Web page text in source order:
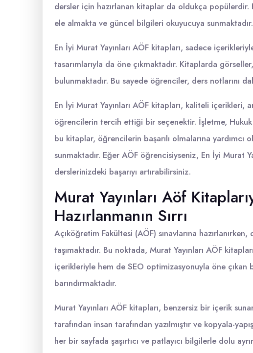
dersler için hazırlanan kitaplar da oldukça popülerdir.
ele almakta ve güncel bilgileri okuyucuya sunmaktadır.
En İyi Murat Yayınları AÖF kitapları, sadece
tasarımlarıyla da öne çıkmaktadır. Kitaplarda
bulunmaktadır. Bu sayede öğrenciler, ders notlarını
En İyi Murat Yayınları AÖF kitapları, kaliteli içerikleri,
öğrencilerin tercih ettiği bir seçenektir. İşletme,
bu kitaplar, öğrencilerin başarılı olmalarına yardımcı
sunmaktadır. Eğer AÖF öğrencisiyseniz, En İyi Murat
derslerinizdeki başarıyı artırabilirsiniz.
Murat Yayınları Aöf
Hazırlanmanın Sırrı
Açıköğretim Fakültesi (AÖF) sınavlarına
taşımaktadır. Bu noktada, Murat Yayınları AÖF
içerikleriyle hem de SEO optimizasyonuyla öne çıkan
barındırmaktadır.
Murat Yayınları AÖF kitapları, benzersiz bir içerik
tarafından insan tarafından yazılmıştır ve kopyala-
her bir sayfada şaşırtıcı ve patlayıcı bilgilerle dolu